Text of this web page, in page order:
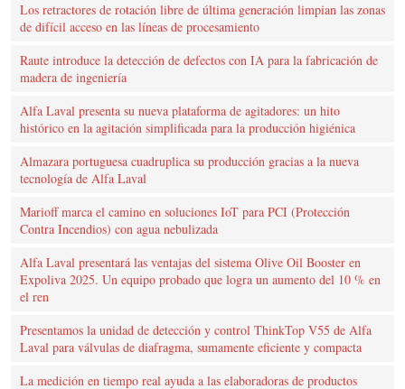
Los retractores de rotación libre de última generación limpian las zonas
de difícil acceso en las líneas de procesamiento
Raute introduce la detección de defectos con IA para la fabricación de
madera de ingeniería
Alfa Laval presenta su nueva plataforma de agitadores: un hito
histórico en la agitación simplificada para la producción higiénica
Almazara portuguesa cuadruplica su producción gracias a la nueva
tecnología de Alfa Laval
Marioff marca el camino en soluciones IoT para PCI (Protección
Contra Incendios) con agua nebulizada
Alfa Laval presentará las ventajas del sistema Olive Oil Booster en
Expoliva 2025. Un equipo probado que logra un aumento del 10 % en
el ren
Presentamos la unidad de detección y control ThinkTop V55 de Alfa
Laval para válvulas de diafragma, sumamente eficiente y compacta
La medición en tiempo real ayuda a las elaboradoras de productos